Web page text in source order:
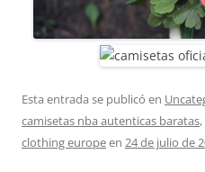
Esta entrada se publicó en
camisetas nba autenticas baratas,
clothing europeen 24 de julio de